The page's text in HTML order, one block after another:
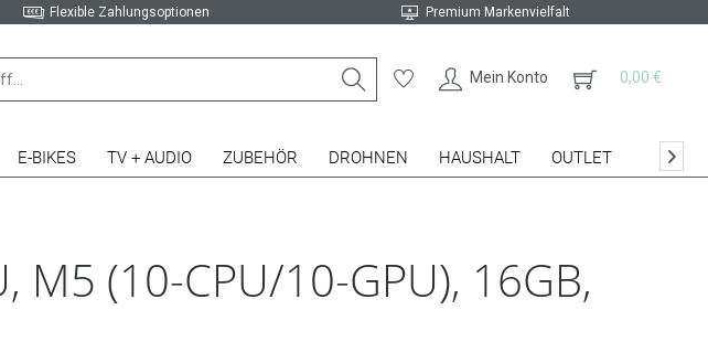
Flexible Zahlungsoptionen Premium Markenvielfalt
Mein Konto 0,00 €
E-BIKES TV + AUDIO ZUBEHÖR DROHNEN HAUSHALT OUTLET 
M5 (10-CPU/10-GPU), 16GB,